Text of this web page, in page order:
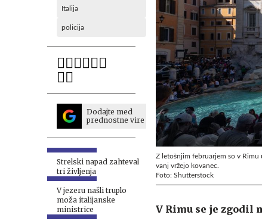
Italija
policija
Dodajte med
prednostne vire
Strelski napad zahteval
tri življenja
V jezeru našli truplo
moža italijanske
ministrice
Z letošnjim februarjem so v
vanj vržejo kovanec.
Foto: Shutterstock
V Rimu se je zgodil